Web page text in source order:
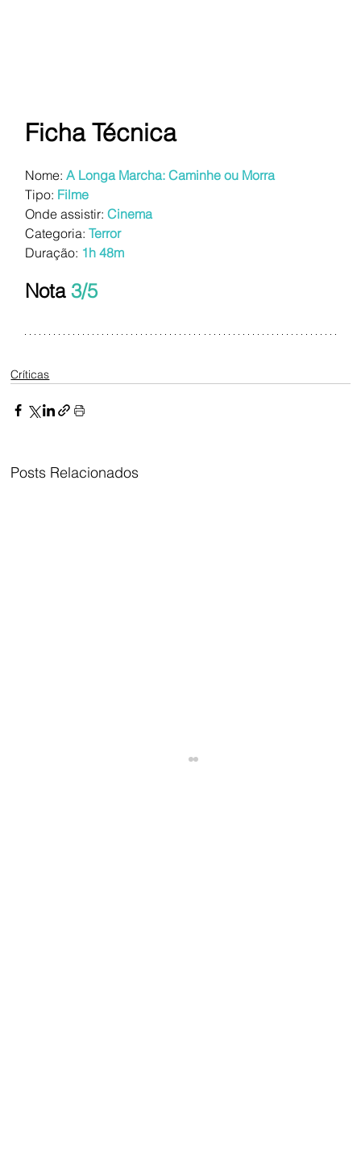
Ficha Técnica
Nome: A Longa Marcha: Caminhe ou Morra
Tipo: Filme
Onde assistir: Cinema
Categoria: Terror
Duração: 1h 48m
Nota 3/5
Críticas
Posts Relacionados